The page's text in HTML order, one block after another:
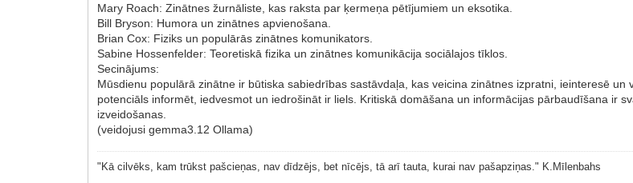
Mary Roach: Zinātnes žurnāliste, kas raksta par ķermeņa pētījumiem un eksotika.
Bill Bryson: Humora un zinātnes apvienošana.
Brian Cox: Fiziks un populārās zinātnes komunikators.
Sabine Hossenfelder: Teoretiskā fizika un zinātnes komunikācija sociālajos tīklos.
Secinājums:
Mūsdienu populārā zinātne ir būtiska sabiedrības sastāvdaļa, kas veicina zinātnes izpratni, ieinteresē
potenciāls informēt, iedvesmot un iedrošināt ir liels. Kritiskā domāšana un informācijas pārbaudīšana ir
izveidošanas.
(veidojusi gemma3.12 Ollama)
"Kā cilvēks, kam trūkst pašcieņas, nav dīdzējs, bet nīcējs, tā arī tauta, kurai nav pašapziņas." K.Mīlenbahs